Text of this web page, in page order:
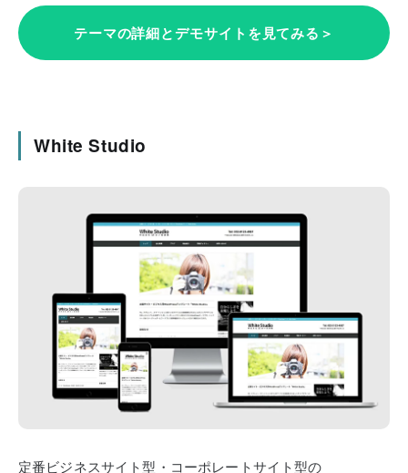
テーマの詳細とデモサイトを見てみる＞
White Studio
定番ビジネスサイト型・コーポレートサイト型の